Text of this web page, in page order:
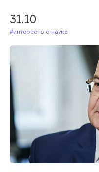
31.10
#Интересно о науке